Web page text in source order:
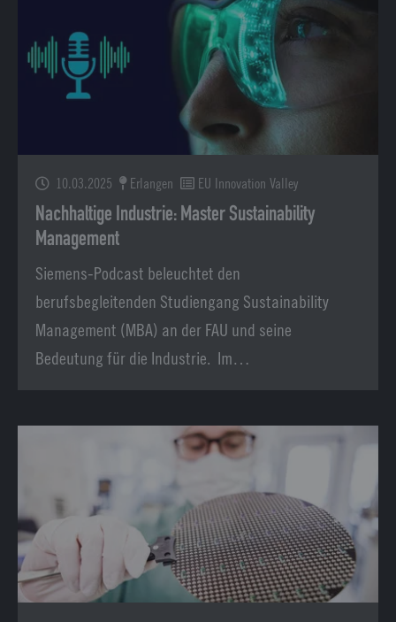
10.03.2025 Erlangen EU Innovation Valley
Nachhaltige Industrie: Master Sustainability
Management
Siemens-Podcast beleuchtet den
berufsbegleitenden Studiengang Sustainability
Management (MBA) an der FAU und seine
Bedeutung für die Industrie. Im…